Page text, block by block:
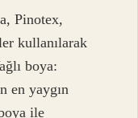
Pinotex,
kullanılarak
boya:
en yaygın
ile